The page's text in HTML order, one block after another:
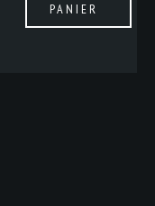
PANIER